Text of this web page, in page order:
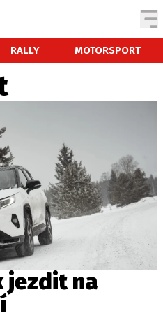
RALLY MOTORSPORT
AUTA
AUT
EKO
TRH
jezdit na